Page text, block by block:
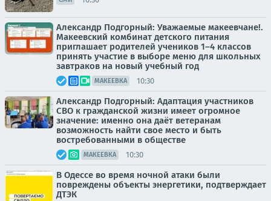
Александр Подгорный: Уважаемые макеевчане!.
Макеевский комбинат детского питания
приглашает родителей учеников 1–4 классов
принять участие в выборе меню для школьных
завтраков на новый учебный год
МАКЕЕВКА 10:30
Александр Подгорный: Адаптация участников
СВО к гражданской жизни имеет огромное
значение: именно она даёт ветеранам
возможность найти свое место и быть
востребованными в обществе
МАКЕЕВКА 10:30
В Одессе во время ночной атаки были
повреждены объекты энергетики, подтверждает
ДТЭК